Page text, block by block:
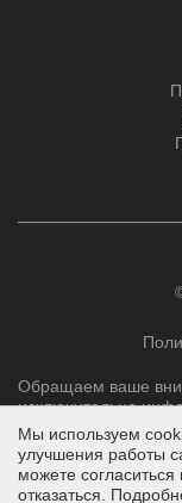
Обращаем ваше
исключительно
ни при каких
определяемой
кодекса РФ.
Мы используем
улучшения работы
можете согласиться
отказаться.